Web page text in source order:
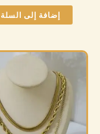
إضافة إلى السلة